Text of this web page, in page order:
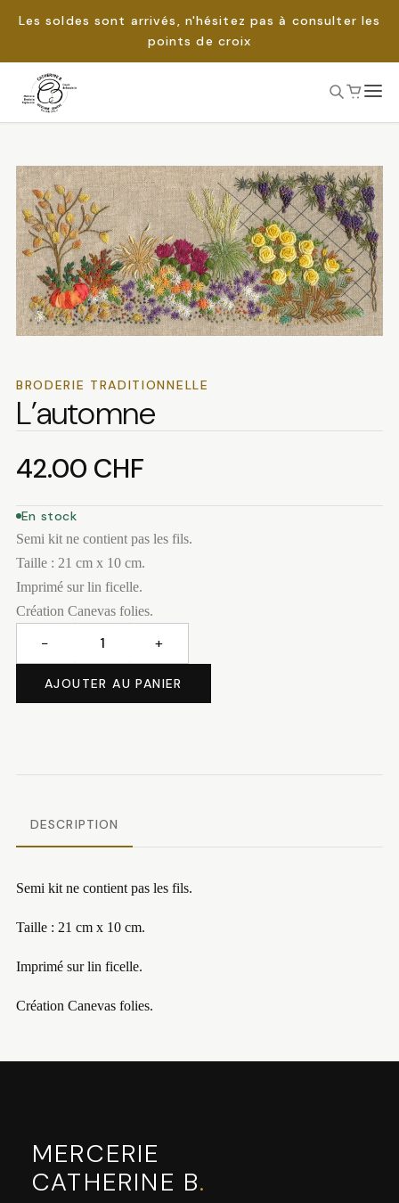
Les soldes sont arrivés, n'hésitez pas à consulter les
points de croix
Passer
BRODERIE TRADITIONNELLE
L’automne
42.00 CHF
En stock
Semi kit ne contient pas les fils.
Taille : 21 cm x 10 cm.
Imprimé sur lin ficelle.
Création Canevas folies.
L'automne
− +
AJOUTER AU PANIER
DESCRIPTION
Semi kit ne contient pas les fils.
Taille : 21 cm x 10 cm.
Imprimé sur lin ficelle.
Création Canevas folies.
MERCERIE
CATHERINE B.